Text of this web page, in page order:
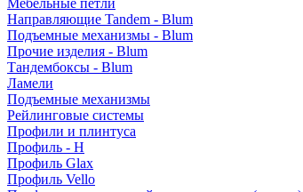
Мебельные петли
Направляющие Tandem - Blum
Подъемные механизмы - Blum
Прочие изделия - Blum
Тандембоксы - Blum
Ламели
Подъемные механизмы
Рейлинговые системы
Профили и плинтуса
Профиль - H
Профиль Glax
Профиль Vello